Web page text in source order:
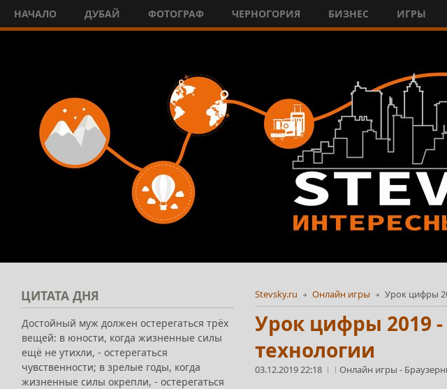
НАЧАЛО ДУБАЙ ФОТОГРАФ ЧЕРНОГОРИЯ БИЗНЕС ИГРЫ
Stevsky.ru Онлайн игры Урок цифры
Урок цифры 2019 -
технологии
03.12.2019 22:18 Онлайн игры -
ЦИТАТА ДНЯ
Достойный муж должен остерегаться трёх
вещей: в юности, когда жизненные силы
ещё не утихли, - остерегаться
чувственности; в зрелые годы, когда
жизненные силы окрепли, - остерегаться